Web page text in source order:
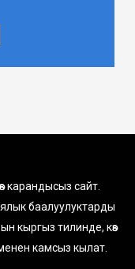
карандысыз сайт.
баалуулуктарды
кыргыз тилинде, көз
камсыз кылат.